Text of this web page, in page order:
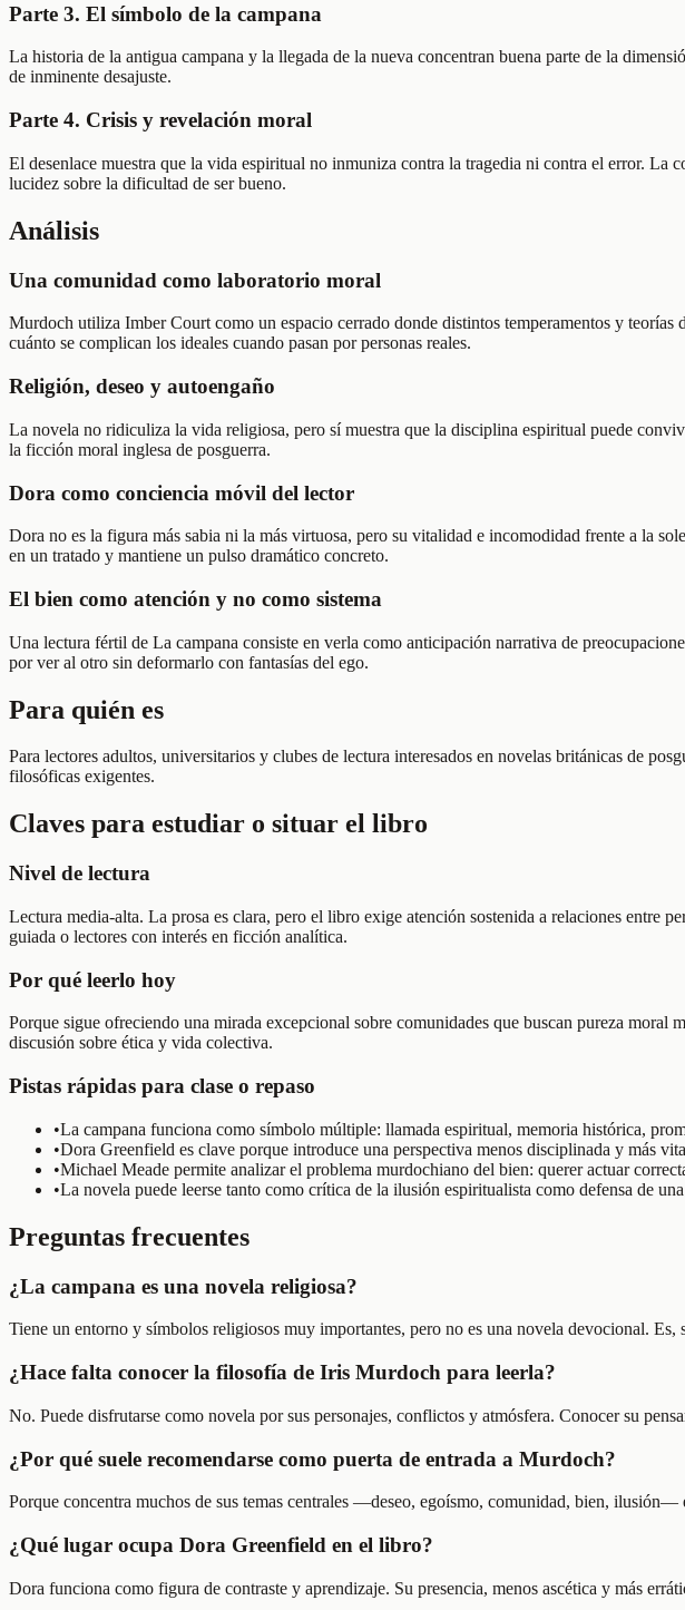
Parte 3. El símbolo de la campana
La historia de la antigua campana y la llegada de la nueva concentran buena parte de la
de inminente desajuste.
Parte 4. Crisis y revelación moral
El desenlace muestra que la vida espiritual no inmuniza contra la tragedia ni contra el error.
lucidez sobre la dificultad de ser bueno.
Análisis
Una comunidad como laboratorio moral
Murdoch utiliza Imber Court como un espacio cerrado donde distintos temperamentos y
cuánto se complican los ideales cuando pasan por personas reales.
Religión, deseo y autoengaño
La novela no ridiculiza la vida religiosa, pero sí muestra que la disciplina espiritual puede
la ficción moral inglesa de posguerra.
Dora como conciencia móvil del lector
Dora no es la figura más sabia ni la más virtuosa, pero su vitalidad e incomodidad frente a la
en un tratado y mantiene un pulso dramático concreto.
El bien como atención y no como sistema
Una lectura fértil de La campana consiste en verla como anticipación narrativa de
por ver al otro sin deformarlo con fantasías del ego.
Para quién es
Para lectores adultos, universitarios y clubes de lectura interesados en novelas británicas de
filosóficas exigentes.
Claves para estudiar o situar el libro
Nivel de lectura
Lectura media-alta. La prosa es clara, pero el libro exige atención sostenida a relaciones entre
guiada o lectores con interés en ficción analítica.
Por qué leerlo hoy
Porque sigue ofreciendo una mirada excepcional sobre comunidades que buscan pureza
discusión sobre ética y vida colectiva.
Pistas rápidas para clase o repaso
•La campana funciona como símbolo múltiple: llamada espiritual, memoria histórica,
•Dora Greenfield es clave porque introduce una perspectiva menos disciplinada y más
•Michael Meade permite analizar el problema murdochiano del bien: querer actuar
•La novela puede leerse tanto como crítica de la ilusión espiritualista como defensa de
Preguntas frecuentes
¿La campana es una novela religiosa?
Tiene un entorno y símbolos religiosos muy importantes, pero no es una novela devocional.
¿Hace falta conocer la filosofía de Iris Murdoch para leerla?
No. Puede disfrutarse como novela por sus personajes, conflictos y atmósfera. Conocer su
¿Por qué suele recomendarse como puerta de entrada a Murdoch?
Porque concentra muchos de sus temas centrales —deseo, egoísmo, comunidad, bien,
¿Qué lugar ocupa Dora Greenfield en el libro?
Dora funciona como figura de contraste y aprendizaje. Su presencia, menos ascética y más